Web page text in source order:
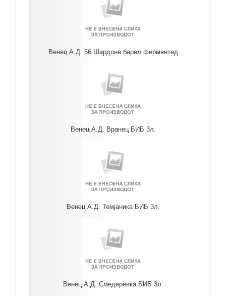
Венец А.Д. 56 Шардоне барел ферментед
Венец А.Д. Вранец БИБ 3л.
Венец А.Д. Темјаника БИБ 3л.
Венец А.Д. Смедеревка БИБ 3л.